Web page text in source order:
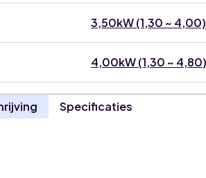
3,50kW (1,30 ~ 4,00)
4,00kW (1,30 ~ 4,80)
Specificaties